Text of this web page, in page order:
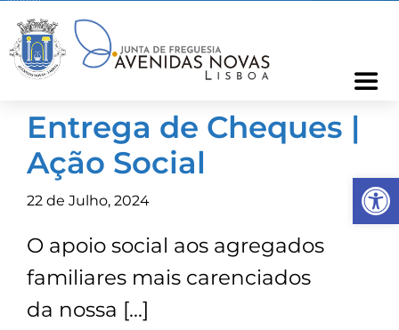
content
Freguesia
Informações
Notícias
Entrega de Cheques |
Ação Social
22 de Julho, 2024
O apoio social aos agregados
familiares mais carenciados
da nossa […]